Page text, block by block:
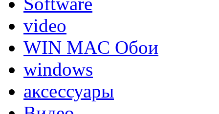
video
WIN MAC Обои
windows
аксессуары